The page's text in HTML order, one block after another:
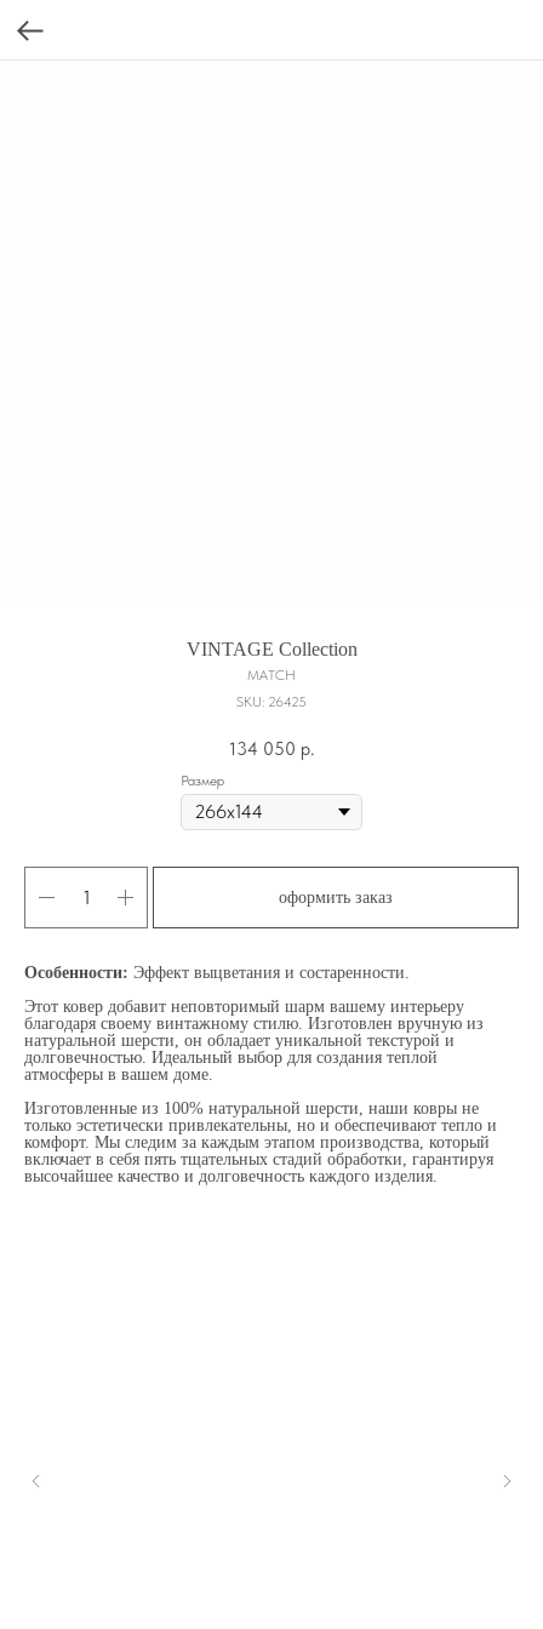
VINTAGE Сollection
MATCH
SKU: 26425
134 050 р.
Размер
оформить заказ
Особенности: Эффект выцветания и состаренности.
Этот ковер добавит неповторимый шарм вашему интерьеру
благодаря своему винтажному стилю. Изготовлен вручную из
натуральной шерсти, он обладает уникальной текстурой и
долговечностью. Идеальный выбор для создания теплой
атмосферы в вашем доме.
Изготовленные из 100% натуральной шерсти, наши ковры не
только эстетически привлекательны, но и обеспечивают тепло и
комфорт. Мы следим за каждым этапом производства, который
включает в себя пять тщательных стадий обработки, гарантируя
высочайшее качество и долговечность каждого изделия.